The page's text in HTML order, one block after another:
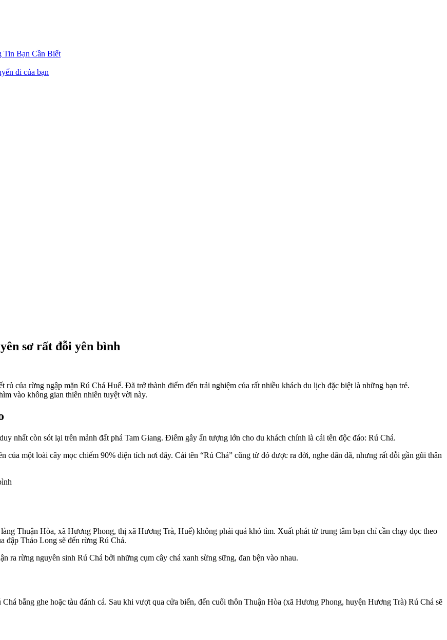
Tin Bạn Cần Biết
đi của bạn
sơ rất đỗi yên bình
của rừng ngập mặn Rú Chá Huế. Đã trở thành điểm đến trải nghiệm của rất nhiều khách du lịch đặc biệt là những bạn trẻ.
vào không gian thiên nhiên tuyệt vời này.
nhất còn sót lại trên mảnh đất phá Tam Giang. Điểm gây ấn tượng lớn cho du khách chính là cái tên độc đáo: Rú Chá.
của một loài cây mọc chiếm 90% diện tích nơi đây. Cái tên “Rú Chá” cũng từ đó được ra đời, nghe dân dã, nhưng rất đỗi gần gũi thân
Thuận Hòa, xã Hương Phong, thị xã Hương Trà, Huế) không phải quá khó tìm. Xuất phát từ trung tâm bạn chỉ cần chạy dọc theo
đập Thảo Long sẽ đến rừng Rú Chá.
ra rừng nguyên sinh Rú Chá bởi những cụm cây chá xanh sừng sững, đan bện vào nhau.
bằng ghe hoặc tàu đánh cá. Sau khi vượt qua cửa biển, đến cuối thôn Thuận Hòa (xã Hương Phong, huyện Hương Trà) Rú Chá sẽ